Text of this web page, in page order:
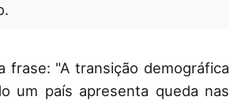
frase: "A transição demográfica
um país apresenta queda nas